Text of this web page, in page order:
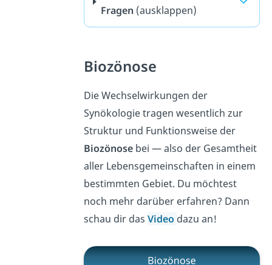
Fragen (ausklappen)
Biozönose
Die Wechselwirkungen der
Synökologie tragen wesentlich zur
Struktur und Funktionsweise der
Biozönose bei — also der Gesamtheit
aller Lebensgemeinschaften in einem
bestimmten Gebiet. Du möchtest
noch mehr darüber erfahren? Dann
schau dir dasVideo dazu an!